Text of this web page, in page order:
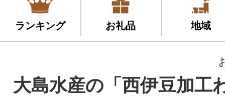
ランキング お礼品 地域
大島水産の「西伊豆加工